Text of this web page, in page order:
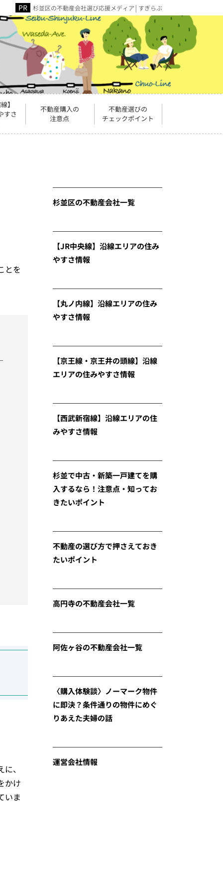
杉並区の不動産会社選び応援メディア│すぎらぶ
】
すさ
不動産購入の
注意点
不動産選びの
チェックポイント
とを
、
かけ
いま
杉並区の不動産会社一覧
【JR中央線】沿線エリアの住み
やすさ情報
【丸ノ内線】沿線エリアの住み
やすさ情報
【京王線・京王井の頭線】沿線
エリアの住みやすさ情報
【西武新宿線】沿線エリアの住
みやすさ情報
杉並で中古・新築一戸建てを購
入するなら！注意点・知ってお
きたいポイント
不動産の選び方で押さえておき
たいポイント
高円寺の不動産会社一覧
阿佐ヶ谷の不動産会社一覧
〈購入体験談〉ノーマーク物件
に即決？条件通りの物件にめぐ
りあえた夫婦の話
運営会社情報